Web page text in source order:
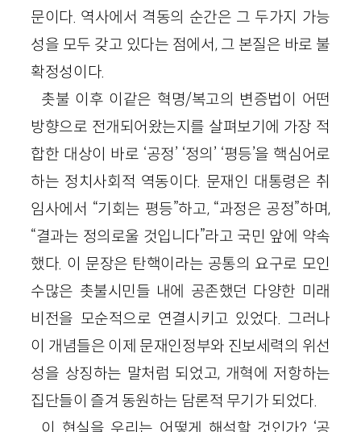
문이다. 역사에서 격동의 순간은 그 두가지 가능
성을 모두 갖고 있다는 점에서, 그 본질은 바로 불
확정성이다.
촛불 이후 이같은 혁명/복고의 변증법이 어떤
방향으로 전개되어왔는지를 살펴보기에 가장 적
합한 대상이 바로 ‘공정’ ‘정의’ ‘평등’을 핵심어로
하는 정치사회적 역동이다. 문재인 대통령은 취
임사에서 “기회는 평등”하고, “과정은 공정”하며,
“결과는 정의로울 것입니다”라고 국민 앞에 약속
했다. 이 문장은 탄핵이라는 공통의 요구로 모인
수많은 촛불시민들 내에 공존했던 다양한 미래
비전을 모순적으로 연결시키고 있었다. 그러나
이 개념들은 이제 문재인정부와 진보세력의 위선
성을 상징하는 말처럼 되었고, 개혁에 저항하는
집단들이 즐겨 동원하는 담론적 무기가 되었다.
이 현실을 우리는 어떻게 해석할 것인가? ‘공